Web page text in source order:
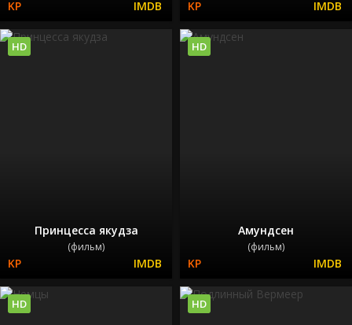
Принцесса якудза
(фильм)
HD
Амундсен
(фильм)
HD
HD HD